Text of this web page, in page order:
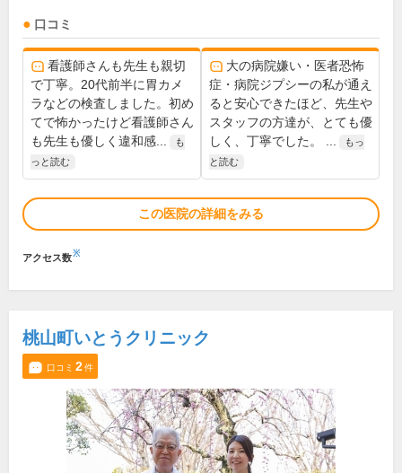
口コミ
看護師さんも先生も親切
で丁寧。20代前半に胃カメ
ラなどの検査しました。初め
てで怖かったけど看護師さん
も先生も優しく違和感...
も
っと読む
大の病院嫌い・医者恐怖
症・病院ジプシーの私が通え
ると安心できたほど、先生や
スタッフの方達が、とても優
しく、丁寧でした。 ...
もっ
と読む
この医院の詳細をみる
アクセス数※
桃山町いとうクリニック
口コミ 2件